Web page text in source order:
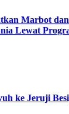
Marbot
Lewat
ke Jeruji